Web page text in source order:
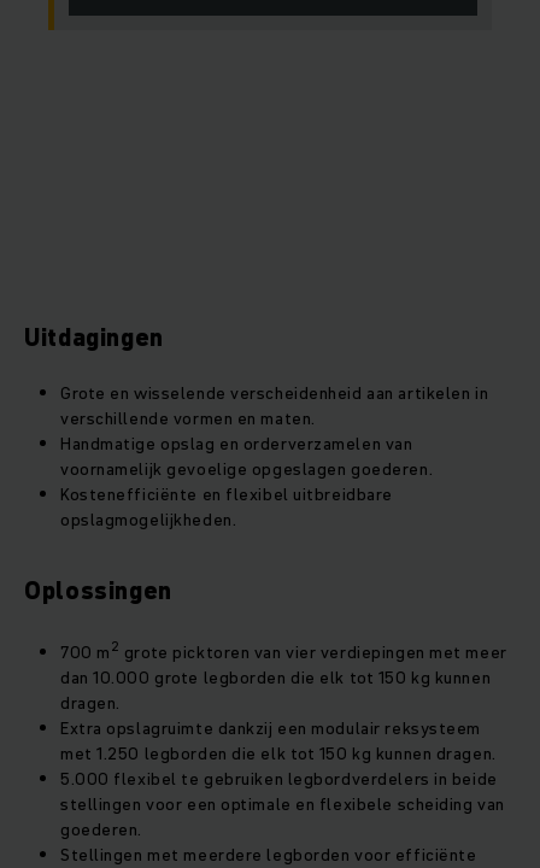
Uitdagingen
Grote en wisselende verscheidenheid aan artikelen in
verschillende vormen en maten.
Handmatige opslag en orderverzamelen van
voornamelijk gevoelige opgeslagen goederen.
Kostenefficiënte en flexibel uitbreidbare
opslagmogelijkheden.
Oplossingen
700 m2 grote picktoren van vier verdiepingen met meer
dan 10.000 grote legborden die elk tot 150 kg kunnen
dragen.
Extra opslagruimte dankzij een modulair reksysteem
met 1.250 legborden die elk tot 150 kg kunnen dragen.
5.000 flexibel te gebruiken legbordverdelers in beide
stellingen voor een optimale en flexibele scheiding van
goederen.
Stellingen met meerdere legborden voor efficiënte